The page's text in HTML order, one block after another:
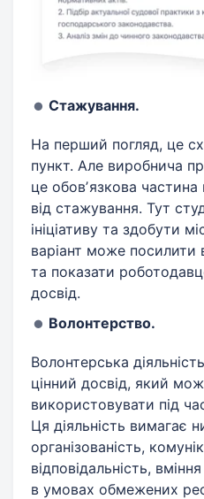
Стажування.
На перший погляд, це
пункт. Але виробнича
це обовʼязкова частина
від стажування. Тут
ініціативу та здобути
варіант може
та показати
досвід.
Волонтерство.
Волонтерська
цінний досвід, який
використовувати під
Ця діяльність вимагає
організованість,
відповідальність,
в умовах обмежених